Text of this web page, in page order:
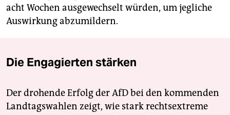
acht Wochen ausgewechselt würden, um jegliche
Auswirkung abzumildern.
Die Engagierten stärken
Der drohende Erfolg der AfD bei den kommenden
Landtagswahlen zeigt, wie stark rechtsextreme